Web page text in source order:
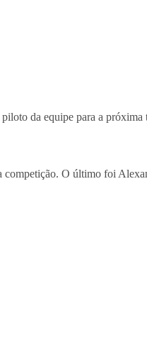
da equipe para a próxima
O último foi